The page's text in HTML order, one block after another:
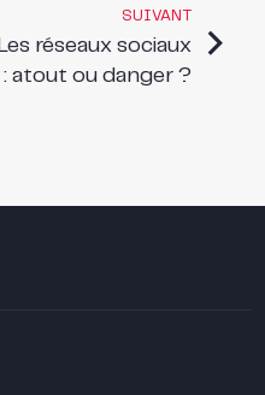
SUIVANT
Les réseaux sociaux
: atout ou danger ?